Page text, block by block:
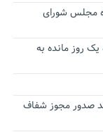
مجلس شورای
روز مانده به
صدور مجوز شفاف